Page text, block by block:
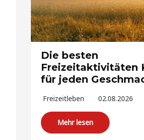
Die besten
Freizeitaktivitäten
für jeden
Freizeitleben 02.08.2026
Mehr lesen